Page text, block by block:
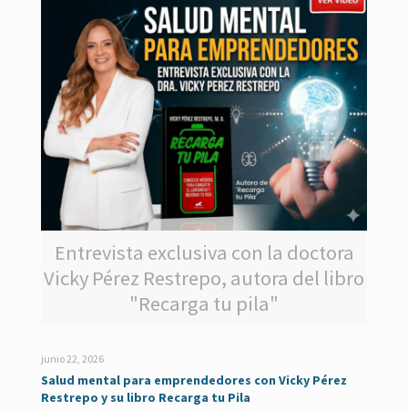
Entrevista exclusiva con la doctora
Vicky Pérez Restrepo, autora del libro
"Recarga tu pila"
junio 22, 2026
Salud mental para emprendedores con Vicky Pérez
Restrepo y su libro Recarga tu Pila